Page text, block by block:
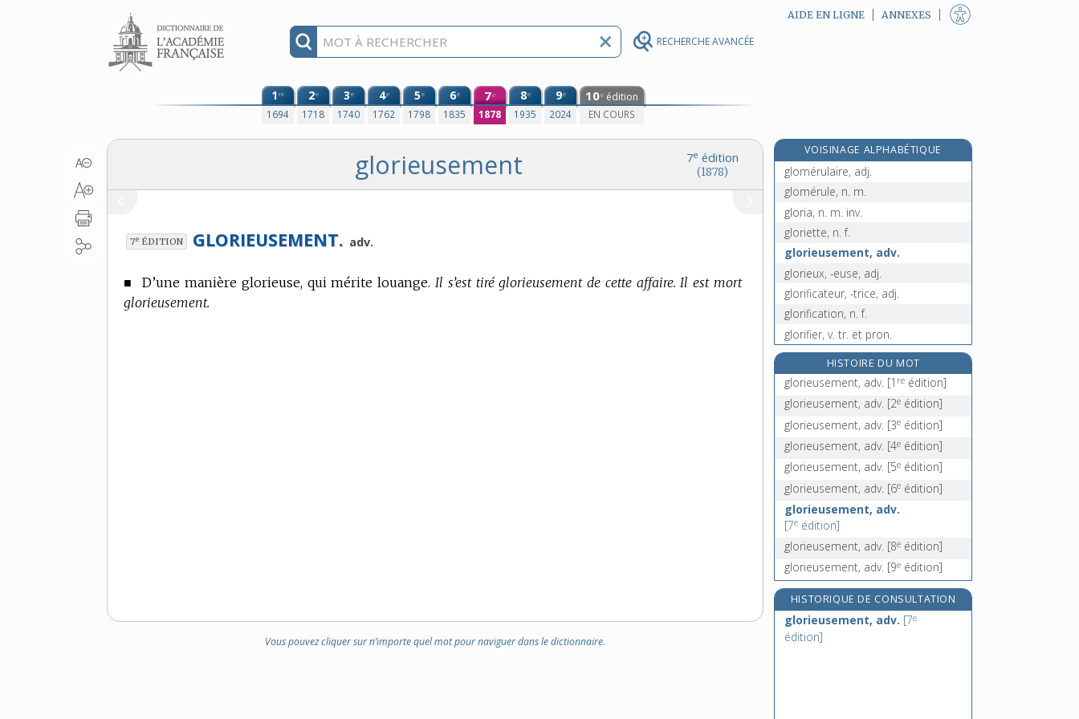
RECHERCHE AVANCÉE
Aller au contenu AIDE EN LIGNE ANNEXES
1re
1694
2e
1718
3e
1740
4e
1762
5e
1798
6e
1835
7e
1878
8e
1935
9e
2024
10e édition
EN COURS
7e édition
(1878)
glorieusement
7e ÉDITION GLORIEUSEMENT. adv.
■D’une manière glorieuse, qui mérite louange. Il s’est tiré glorieusement de cette affaire. Il est mort
glorieusement.
Vous pouvez cliquer sur n’importe quel mot pour naviguer dans le dictionnaire.
VOISINAGE ALPHABÉTIQUE
gloméris, n. m.
glomérulaire, adj.
glomérule, n. m.
gloria, n. m. inv.
gloriette, n. f.
glorieusement, adv.
glorieux, -euse, adj.
glorificateur, -trice, adj.
glorification, n. f.
glorifier, v. tr. et pron.
gloriole, n. f.
glose, n. f.
gloseur, -euse, n.
gloss(o)-, préf.
HISTOIRE DU MOT
glorieusement, adv. [1 re édition]
glorieusement, adv. [2e édition]
glorieusement, adv. [3e édition]
glorieusement, adv. [4e édition]
glorieusement, adv. [5e édition]
glorieusement, adv. [6e édition]
glorieusement, adv.
[7e édition]
glorieusement, adv. [8e édition]
glorieusement, adv. [9e édition]
HISTORIQUE DE CONSULTATION
glorieusement, adv. [7e
édition]